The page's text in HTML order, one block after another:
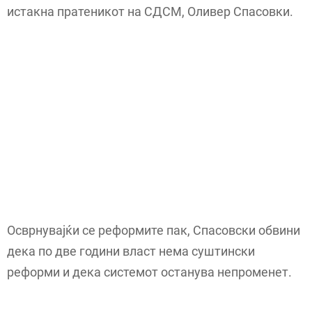
истакна пратеникот на СДСМ, Оливер Спасовки.
Осврнувајќи се реформите пак, Спасовски обвини
дека по две години власт нема суштински
реформи и дека системот останува непроменет.